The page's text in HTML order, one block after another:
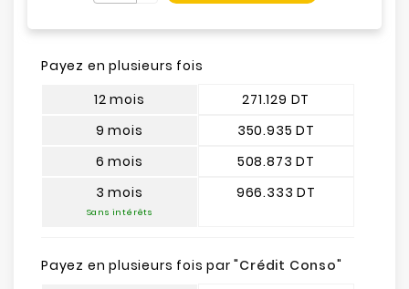
Payez en plusieurs fois
12 mois
9 mois
6 mois
3 mois
Sans intérêts
271.129 DT
350.935 DT
508.873 DT
966.333 DT
Payez en plusieurs fois par "Crédit Conso"